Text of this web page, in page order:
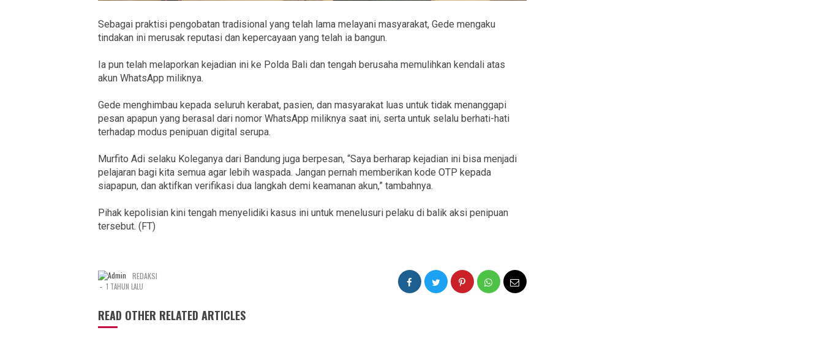
Sebagai praktisi pengobatan tradisional yang telah lama melayani masyarakat, Gede mengaku
tindakan ini merusak reputasi dan kepercayaan yang telah ia bangun.
Ia pun telah melaporkan kejadian ini ke Polda Bali dan tengah berusaha memulihkan kendali atas
akun WhatsApp miliknya.
Gede menghimbau kepada seluruh kerabat, pasien, dan masyarakat luas untuk tidak menanggapi
pesan apapun yang berasal dari nomor WhatsApp miliknya saat ini, serta untuk selalu berhati-hati
terhadap modus penipuan digital serupa.
Murfito Adi selaku Koleganya dari Bandung juga berpesan, “Saya berharap kejadian ini bisa menjadi
pelajaran bagi kita semua agar lebih waspada. Jangan pernah memberikan kode OTP kepada
siapapun, dan aktifkan verifikasi dua langkah demi keamanan akun,” tambahnya.
Pihak kepolisian kini tengah menyelidiki kasus ini untuk menelusuri pelaku di balik aksi penipuan
tersebut. (FT)
REDAKSI
- 1 TAHUN LALU
READ OTHER RELATED ARTICLES